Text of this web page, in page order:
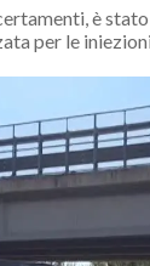
è
per le